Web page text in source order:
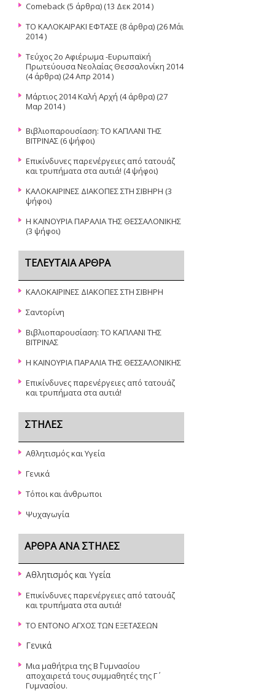
Comeback (5 άρθρα) (13 Δεκ 2014 )
ΤΟ ΚΑΛΟΚΑΙΡΑΚΙ ΕΦΤΑΣΕ (8 άρθρα) (26 Μάι
2014 )
Τεύχος 2o Αφιέρωμα -Ευρωπαϊκή
Πρωτεύουσα Νεολαίας Θεσσαλονίκη 2014
(4 άρθρα) (24 Απρ 2014 )
Μάρτιος 2014 Καλή Αρχή (4 άρθρα) (27
Μαρ 2014 )
Βιβλιοπαρουσίαση: ΤΟ ΚΑΠΛΑΝΙ ΤΗΣ
ΒΙΤΡΙΝΑΣ (6 ψήφοι)
Επικίνδυνες παρενέργειες από τατουάζ
και τρυπήματα στα αυτιά! (4 ψήφοι)
ΚΑΛΟΚΑΙΡΙΝΕΣ ΔΙΑΚΟΠΕΣ ΣΤΗ ΣΙΒΗΡΗ (3
ψήφοι)
Η ΚΑΙΝΟΥΡΙΑ ΠΑΡΑΛΙΑ ΤΗΣ ΘΕΣΣΑΛΟΝΙΚΗΣ
(3 ψήφοι)
ΤΕΛΕΥΤΑΊΑ ΆΡΘΡΑ
ΚΑΛΟΚΑΙΡΙΝΕΣ ΔΙΑΚΟΠΕΣ ΣΤΗ ΣΙΒΗΡΗ
Σαντορίνη
Βιβλιοπαρουσίαση: ΤΟ ΚΑΠΛΑΝΙ ΤΗΣ
ΒΙΤΡΙΝΑΣ
Η ΚΑΙΝΟΥΡΙΑ ΠΑΡΑΛΙΑ ΤΗΣ ΘΕΣΣΑΛΟΝΙΚΗΣ
Επικίνδυνες παρενέργειες από τατουάζ
και τρυπήματα στα αυτιά!
ΣΤΉΛΕΣ
Αθλητισμός και Υγεία
Γενικά
Τόποι και άνθρωποι
Ψυχαγωγία
ΆΡΘΡΑ ΑΝΆ ΣΤΉΛΕΣ
Αθλητισμός και Υγεία
Επικίνδυνες παρενέργειες από τατουάζ
και τρυπήματα στα αυτιά!
ΤΟ ΕΝΤΟΝΟ ΑΓΧΟΣ ΤΩΝ ΕΞΕΤΑΣΕΩΝ
Γενικά
Μια μαθήτρια της Β΄ Γυμνασίου
αποχαιρετά τους συμμαθητές της Γ΄
Γυμνασίου.